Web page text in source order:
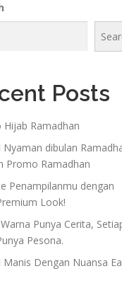
Posts
Hijab Ramadhan
Nyaman dibulan
Promo Ramadhan
Penampilanmu dengan
Look!
Punya Cerita,
Pesona.
Manis Dengan Nuansa